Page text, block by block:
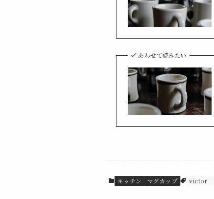
あわせて読みたい
キッチン マグカップ victor